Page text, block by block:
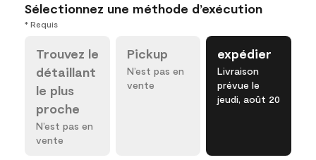
Sélectionnez une méthode d’exécution
* Requis
Trouvez le
détaillant
le plus
proche
N’est pas en
vente
Pickup
N’est pas en
vente
expédier
Livraison
prévue le
jeudi, août 20